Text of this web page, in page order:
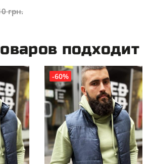
грн.
подходит
-60%